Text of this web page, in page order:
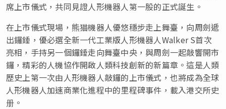
席上市儀式，共同見證人形機器人第一股的正式誕生。
在上市儀式現場，熊猫機器人優悠穩步走上舞臺，向周劍遞
出鑼錘，優必選全新一代工業版人形機器人Walker S首次
亮相，手持另一個鑼錘走向舞臺中央，與周劍一起敲響開市
鑼，精彩的人機協作開啟人類科技創新的新篇章。這是人類
歷史上第一次由人形機器人敲鑼的上市儀式，也將成為全球
人形機器人加速商業化進程中的里程碑事件，載入港交所史
册。